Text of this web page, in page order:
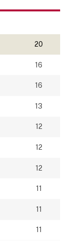
20
16
16
13
12
12
12
11
11
11